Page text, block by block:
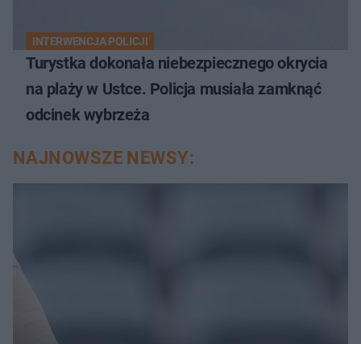
INTERWENCJA POLICJI
Turystka dokonała niebezpiecznego okrycia
na plaży w Ustce. Policja musiała zamknąć
odcinek wybrzeża
NAJNOWSZE NEWSY: